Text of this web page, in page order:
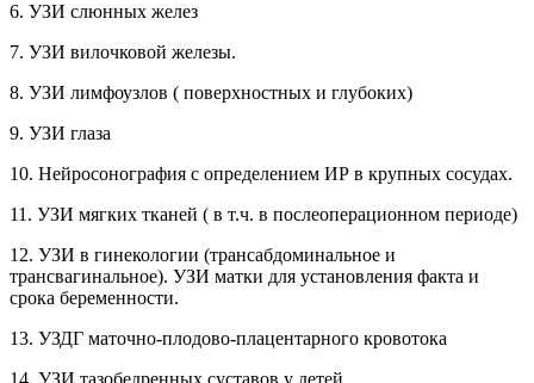
6. УЗИ слюнных желез
7. УЗИ вилочковой железы.
8. УЗИ лимфоузлов ( поверхностных и глубоких)
9. УЗИ глаза
10. Нейросонография с определением ИР в крупных сосудах.
11. УЗИ мягких тканей ( в т.ч. в послеоперационном периоде)
12. УЗИ в гинекологии (трансабдоминальное и
трансвагинальное). УЗИ матки для установления факта и
срока беременности.
13. УЗДГ маточно-плодово-плацентарного кровотока
14. УЗИ тазобедренных суставов у детей